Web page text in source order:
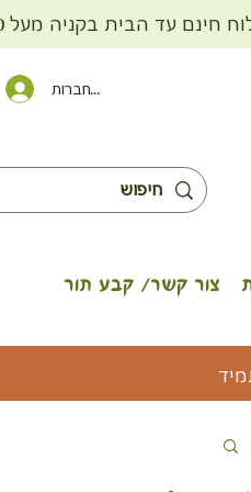
בקניה מעל 350 ש"ח + לחצ.י כאן למבצעים
להתחברות
צור קשר/ קבע תור